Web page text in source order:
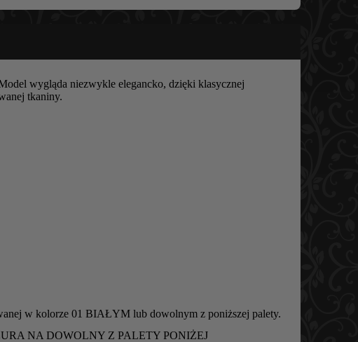
wygląda niezwykle elegancko, dzięki klasycznej
tkaniny.
w kolorze 01 BIAŁYM lub dowolnym z poniższej palety.
NA DOWOLNY Z PALETY PONIŻEJ